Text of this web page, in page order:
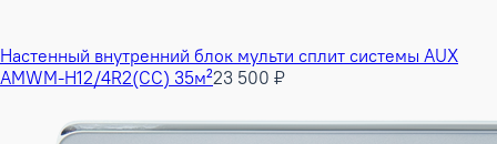
Настенный внутренний блок мульти сплит системы AUX
AMWM-H12/4R2(CC) 35м²23 500 ₽